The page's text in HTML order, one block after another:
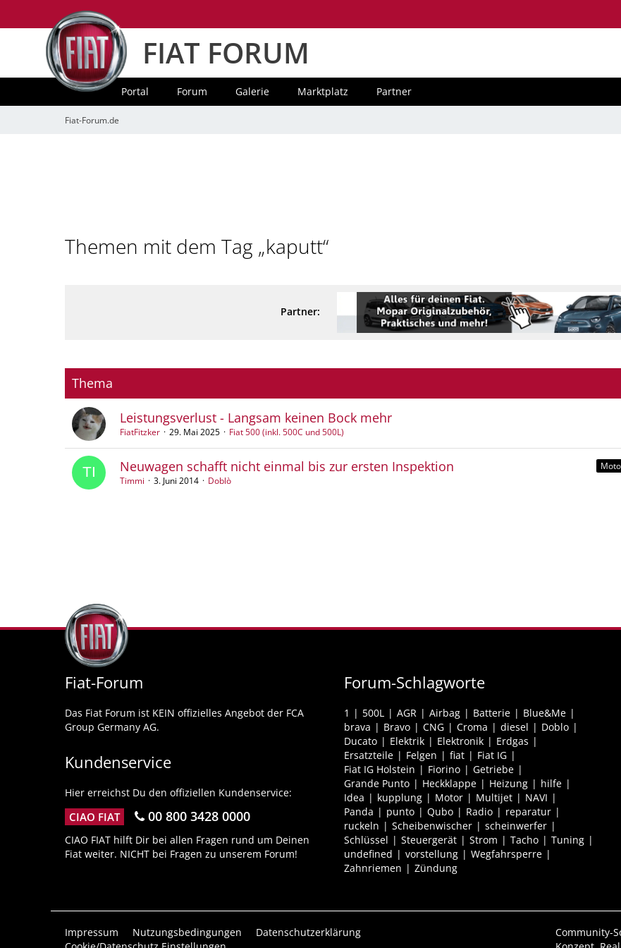
FIAT FORUM
Portal Forum Galerie Marktplatz Partner
Fiat-Forum.de
Themen mit dem Tag „kaputt“
Partner:
Thema
Leistungsverlust - Langsam keinen Bock mehr
FiatFitzker 29. Mai 2025 Fiat 500 (inkl. 500C und 500L)
Neuwagen schafft nicht einmal bis zur ersten Inspektion
Timmi 3. Juni 2014 Doblò
Fiat-Forum
Das Fiat Forum ist KEIN offizielles Angebot der FCA
Group Germany AG.
Kundenservice
Hier erreichst Du den offiziellen Kundenservice:
CIAO FIAT 00 800 3428 0000
CIAO FIAT hilft Dir bei allen Fragen rund um Deinen
Fiat weiter. NICHT bei Fragen zu unserem Forum!
Forum-Schlagworte
1 500L AGR Airbag Batterie
Blue&Me
brava
Bravo CNG Croma diesel
Doblo
Ducato
Elektrik Elektronik
Erdgas
Ersatzteile
Felgen fiat
Fiat IG
Fiat IG Holstein
Fiorino
Getriebe
Grande Punto
Heckklappe Heizung
hilfe
Idea
kupplung Motor Multijet
NAVI
Panda
punto Qubo Radio
reparatur
ruckeln
Scheibenwischer
scheinwerfer
Schlüssel
Steuergerät Strom Tacho
Tuning
undefined
vorstellung
Wegfahrsperre
Zahnriemen
Zündung
Impressum Nutzungsbedingungen
Datenschutzerklärung
Community-